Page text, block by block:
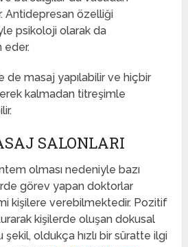
Antidepresan özelliği
psikoloji olarak da
eder.
masaj yapılabilir ve hiçbir
kalmadan titreşimle
SALONLARI
olması nedeniyle bazı
görev yapan doktorlar
kişilere verebilmektedir. Pozitif
kişilerde oluşan dokusal
oldukça hızlı bir süratte ilgi